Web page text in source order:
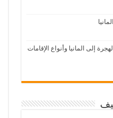
إلى المانيا وأنواع الإقامات